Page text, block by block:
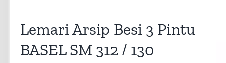
Lemari Arsip Besi 3 Pintu
BASEL SM 312 / 130